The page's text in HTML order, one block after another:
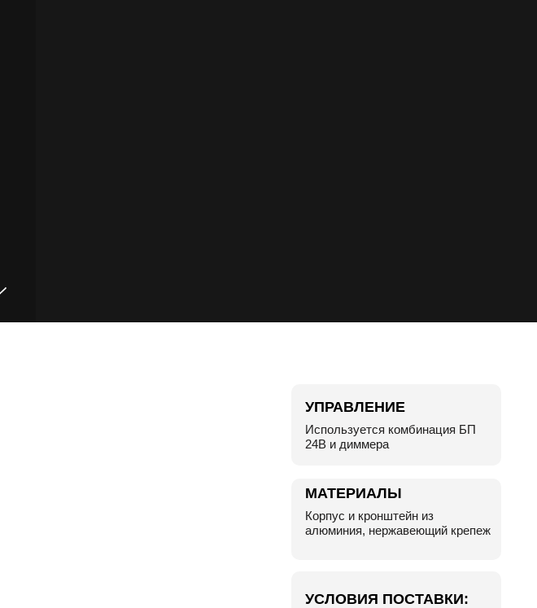
УСЛОВИЯ ПОСТАВКИ:
МАТЕРИАЛЫ
Корпус и кронштейн из
алюминия, нержавеющий крепеж
УПРАВЛЕНИЕ
Используется комбинация БП
24В и диммера